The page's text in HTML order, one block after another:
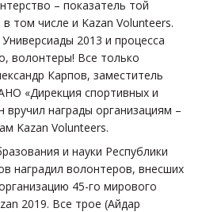
– показатель той
том числе и Kazan Volunteers.
2013 и процесса
волонтеры! Все только
Карпов, заместитель
«Дирекция спортивных и
вручил награды организациям –
Kazan Volunteers.
и науки Республики
наградил волонтеров, внесших
45-го мирового
2019. Все трое (Айдар